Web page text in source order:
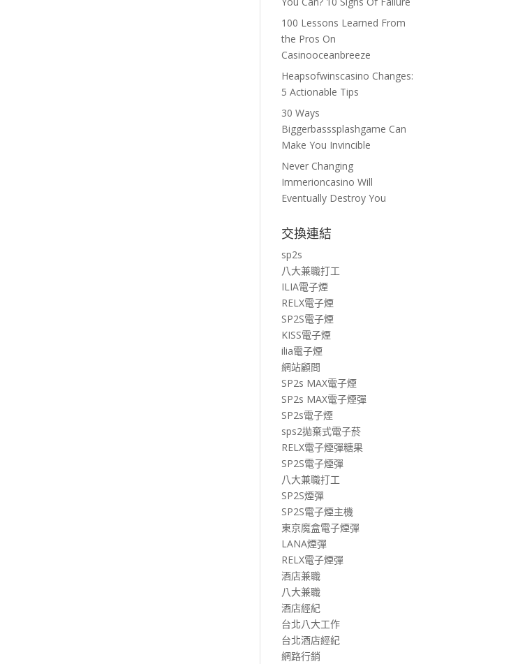
100 Lessons Learned From
the Pros On
Casinooceanbreeze
Heapsofwinscasino Changes:
5 Actionable Tips
30 Ways
Biggerbasssplashgame Can
Make You Invincible
Never Changing
Immerioncasino Will
Eventually Destroy You
交換連結
sp2s
八大兼職打工
ILIA電子煙
RELX電子煙
SP2S電子煙
KISS電子煙
ilia電子煙
網站顧問
SP2s MAX電子煙
SP2s MAX電子煙彈
SP2s電子煙
sps2拋棄式電子菸
RELX電子煙彈糖果
SP2S電子煙彈
八大兼職打工
SP2S煙彈
SP2S電子煙主機
東京魔盒電子煙彈
LANA煙彈
RELX電子煙彈
酒店兼職
八大兼職
酒店經紀
台北八大工作
台北酒店經紀
網路行銷